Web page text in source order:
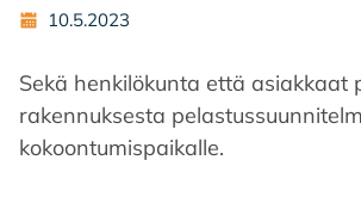
10.5.2023
Sekä henkilökunta että asiakkaat
rakennuksesta
kokoontumispaikalle.